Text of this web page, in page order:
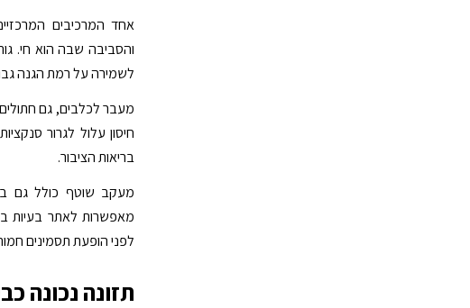
אחד המרכיבים
והסביבה שבה הוא חי.
לשמירה על רמת הגנה
מעבר לכלבים, גם חתולים
חיסון עלול לגרור
בריאות הציבור.
מעקב שוטף כולל גם
מאפשרות לאתר בעיות
לפני הופעת תסמינים
תזונה נכונה